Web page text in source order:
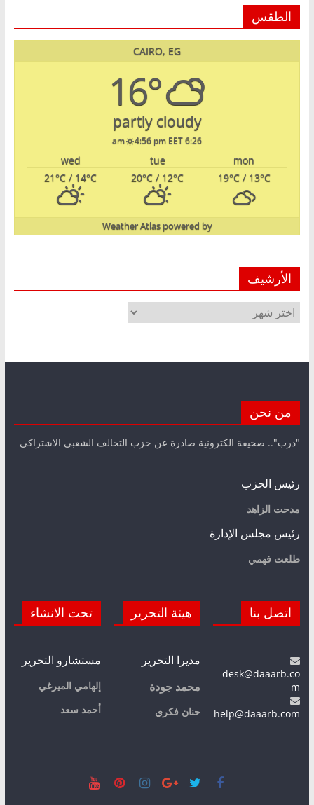
الطقس
CAIRO, EG
16°
partly cloudy
6:26 am
4:56 pm EET
mon
tue
wed
19°C/ 13°C
20°C / 12°C
21°C / 14°C
powered by
Weather Atlas
الأرشيف
الأرشيف
من نحن
"درب".. صحيفة الكترونية صادرة عن حزب التحالف الشعبي الاشتراكي
رئيس الحزب
مدحت الزاهد
رئيس مجلس الإدارة
طلعت فهمي
اتصل بنا
desk@daaarb.co
m
help@daaarb.com
هيئة التحرير
مديرا التحرير
محمد جودة
حنان فكري
تحت الانشاء
مستشارو التحرير
إلهامي الميرغي
أحمد سعد